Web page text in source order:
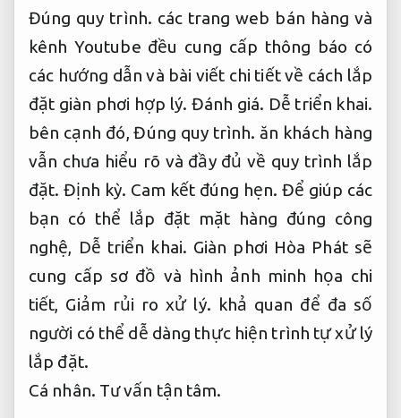
Đúng quy trình. các trang web bán hàng và
kênh Youtube đều cung cấp thông báo có
các hướng dẫn và bài viết chi tiết về cách lắp
đặt giàn phơi hợp lý. Đánh giá. Dễ triển khai.
bên cạnh đó,Đúng quy trình. ăn khách hàng
vẫn chưa hiểu rõ và đầy đủ về quy trình lắp
đặt.Định kỳ. Cam kết đúng hẹn. Để giúp các
bạn có thể lắp đặt mặt hàng đúng công
nghệ, Dễ triển khai. Giàn phơi Hòa Phát sẽ
cung cấp sơ đồ và hình ảnh minh họa chi
tiết, Giảm rủi ro xử lý. khả quan để đa số
người có thể dễ dàng thực hiện trình tự xử lý
lắp đặt.
Cá nhân. Tư vấn tận tâm.